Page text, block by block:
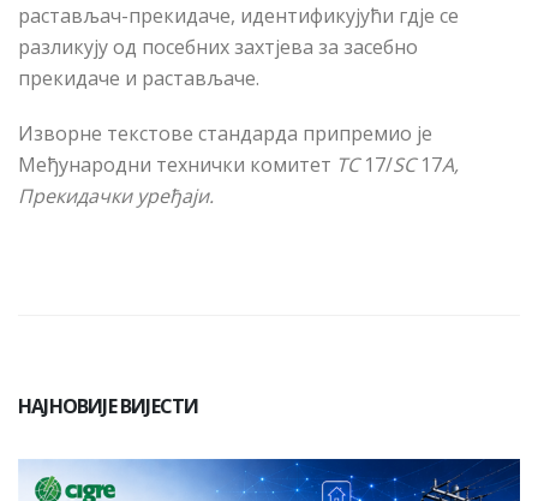
растављач-прекидаче, идентификујући гдје се
разликују од посебних захтјева за засебно
прекидаче и растављаче.
Изворне текстове стандарда припремио је
Међународни технички комитет TC17/SC17A,
Прекидачки уређаји.
НАЈНОВИЈЕ ВИЈЕСТИ